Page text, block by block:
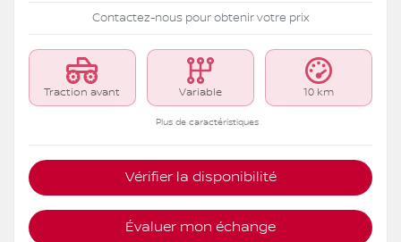
Contactez-nous pour obtenir votre prix
Traction avant Variable 10 km
Plus de caractéristiques
Vérifier la disponibilité
Évaluer mon échange